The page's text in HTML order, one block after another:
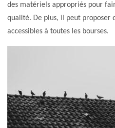
des matériels appropriés pour
qualité. De plus, il peut proposer
accessibles à toutes les bourses.